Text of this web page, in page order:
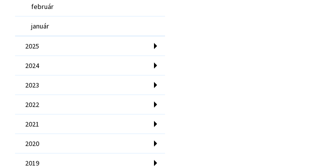
február
január
2025
2024
2023
2022
2021
2020
2019